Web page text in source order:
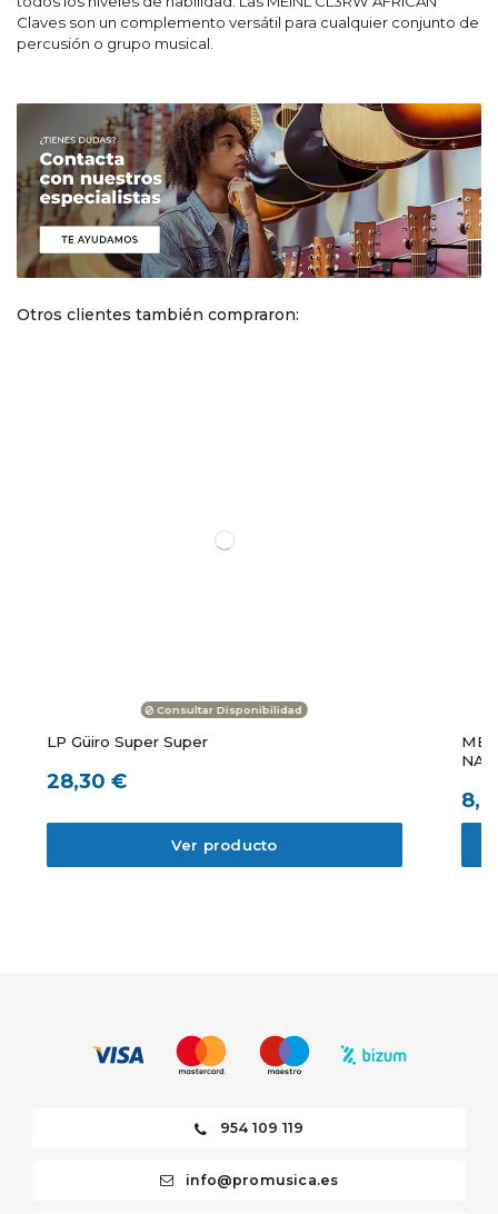
Claves son un complemento versátil para cualquier conjunto de
percusión o grupo musical.
Otros clientes también compraron:
Consultar Disponibilidad
LP Güiro Super Super
28,30 €
Ver producto
NA
954 109 119
info@promusica.es